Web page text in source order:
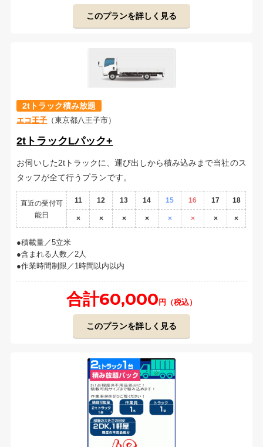
このプランを詳しく見る
2tトラック積み放題
エコ王子 （東京都八王子市）
2tトラックLパック+
お伺いした2tトラックに、運び出しから積み込みまで当社のス
タッフが全て行うプランです。
直近の受付可
能日
11 12 13 14 15 16 17 18
× × × × × × × ×
積載量／5立米
含まれる人数／2人
作業時間制限／1時間以内以内
合計60,000 円（税込）
このプランを詳しく見る